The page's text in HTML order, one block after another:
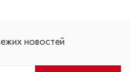
новостей